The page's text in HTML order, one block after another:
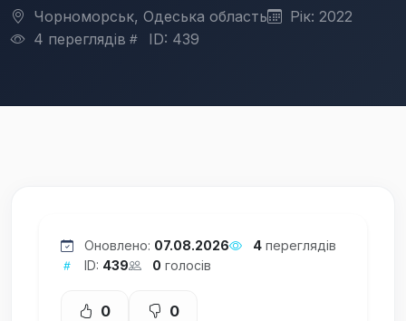
Чорноморськ, Одеська область
Рік: 2022
4 переглядів
ID: 439
Оновлено: 07.08.2026 4 переглядів
ID: 439 0 голосів
0 0